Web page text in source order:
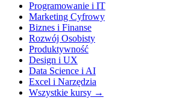
Programowanie i IT
Marketing Cyfrowy
Biznes i Finanse
Rozwój Osobisty
Produktywność
Design i UX
Data Science i AI
Excel i Narzędzia
Wszystkie kursy →